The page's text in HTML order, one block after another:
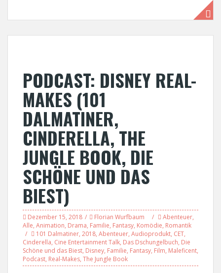
PODCAST: DISNEY REAL-
MAKES (101
DALMATINER,
CINDERELLA, THE
JUNGLE BOOK, DIE
SCHÖNE UND DAS
BIEST)
Dezember 15, 2018 Florian Wurfbaum Abenteuer,
Alle, Animation, Drama, Familie, Fantasy, Komödie, Romantik
101 Dalmatiner, 2018, Abenteuer, Audioprodukt, CET,
Cinderella, Cine Entertainment Talk, Das Dschungelbuch, Die
Schöne und das Biest, Disney, Familie, Fantasy, Film, Maleficent,
Podcast, Real-Makes, The Jungle Book